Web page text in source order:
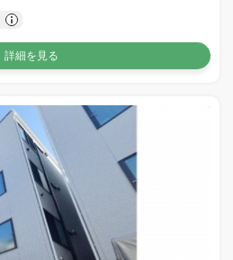
詳細を見る